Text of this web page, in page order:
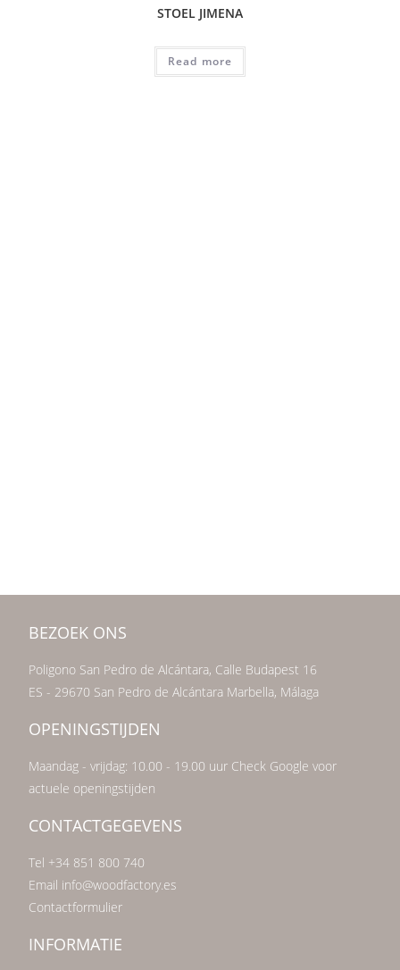
STOEL JIMENA
Read more
BEZOEK ONS
Poligono San Pedro de Alcántara, Calle Budapest 16
ES - 29670 San Pedro de Alcántara Marbella, Málaga
OPENINGSTIJDEN
Maandag - vrijdag: 10.00 - 19.00 uur Check Google voor
actuele openingstijden
CONTACTGEGEVENS
Tel +34 851 800 740
Email info@woodfactory.es
Contactformulier
INFORMATIE